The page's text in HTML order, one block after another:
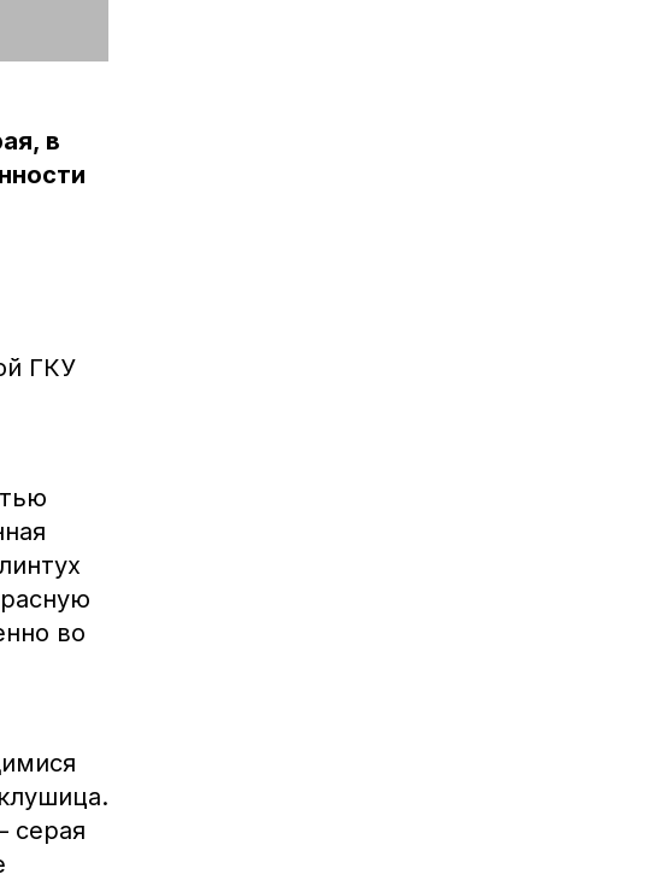
в
ГКУ
во
серая